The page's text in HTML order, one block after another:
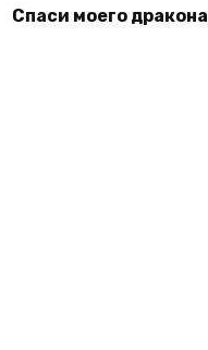
Спаси моего дракона